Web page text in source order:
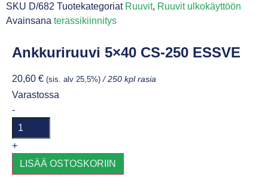
SKU D/682 Tuotekategoriat Ruuvit, Ruuvit ulkokäyttöön
Avainsana terassikiinnitys
Ankkuriruuvi 5×40 CS-250 ESSVE
20,60 € (sis. alv 25,5%) / 250 kpl rasia
Varastossa
-
+
LISÄÄ OSTOSKORIIN